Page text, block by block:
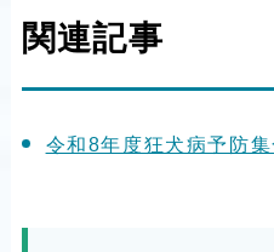
関連記事
令和8年度狂犬病予防